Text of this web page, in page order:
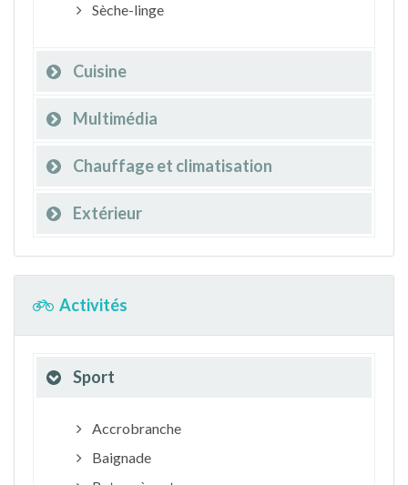
Sèche-linge
Cuisine
Multimédia
Chauffage et climatisation
Extérieur
Activités
Sport
Accrobranche
Baignade